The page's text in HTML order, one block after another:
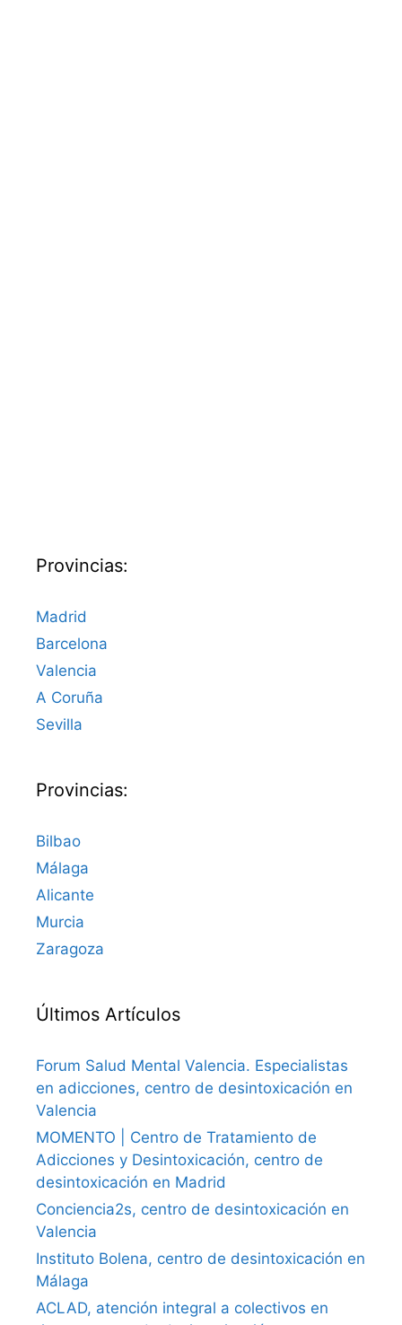
Provincias:
Madrid
Barcelona
Valencia
A Coruña
Sevilla
Provincias:
Bilbao
Málaga
Alicante
Murcia
Zaragoza
Últimos Artículos
Forum Salud Mental Valencia. Especialistas
en adicciones, centro de desintoxicación en
Valencia
MOMENTO | Centro de Tratamiento de
Adicciones y Desintoxicación, centro de
desintoxicación en Madrid
Conciencia2s, centro de desintoxicación en
Valencia
Instituto Bolena, centro de desintoxicación en
Málaga
ACLAD, atención integral a colectivos en